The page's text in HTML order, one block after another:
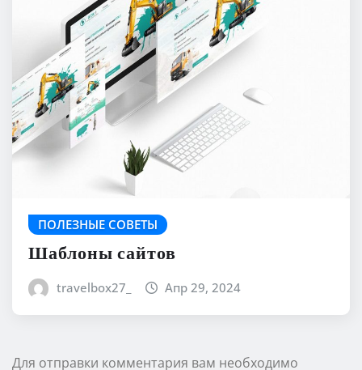
ПОЛЕЗНЫЕ СОВЕТЫ
Шаблоны сайтов
travelbox27_ Апр 29, 2024
Для отправки комментария вам необходимо